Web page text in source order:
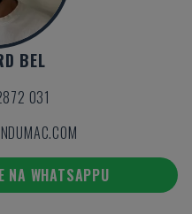
BEL
031
NA WHATSAPPU